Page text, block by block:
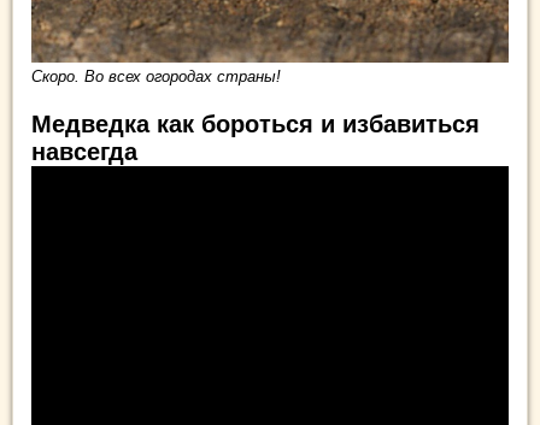
Скоро. Во всех огородах страны!
Медведка как бороться и избавиться
навсегда